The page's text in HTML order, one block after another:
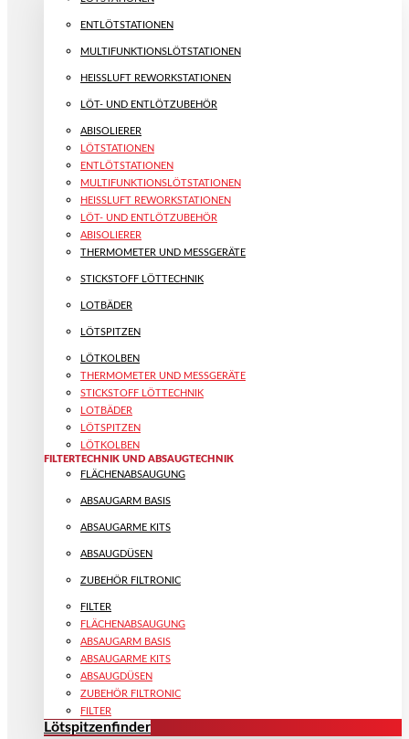
ENTLÖTSTATIONEN
MULTIFUNKTIONS­LÖTSTATIONEN
HEISSLUFT REWORKSTATIONEN
LÖT- UND ENTLÖTZUBEHÖR
ABISOLIERER
LÖTSTATIONEN
ENTLÖTSTATIONEN
MULTIFUNKTIONS­LÖTSTATIONEN
HEISSLUFT REWORKSTATIONEN
LÖT- UND ENTLÖTZUBEHÖR
ABISOLIERER
THERMOMETER UND MESSGERÄTE
STICKSTOFF LÖTTECHNIK
LOTBÄDER
LÖTSPITZEN
LÖTKOLBEN
THERMOMETER UND MESSGERÄTE
STICKSTOFF LÖTTECHNIK
LOTBÄDER
LÖTSPITZEN
LÖTKOLBEN
FILTERTECHNIK UND ABSAUGTECHNIK
FLÄCHENABSAUGUNG
ABSAUGARM BASIS
ABSAUGARME KITS
ABSAUGDÜSEN
ZUBEHÖR FILTRONIC
FILTER
FLÄCHENABSAUGUNG
ABSAUGARM BASIS
ABSAUGARME KITS
ABSAUGDÜSEN
ZUBEHÖR FILTRONIC
FILTER
Lötspitzenfinder